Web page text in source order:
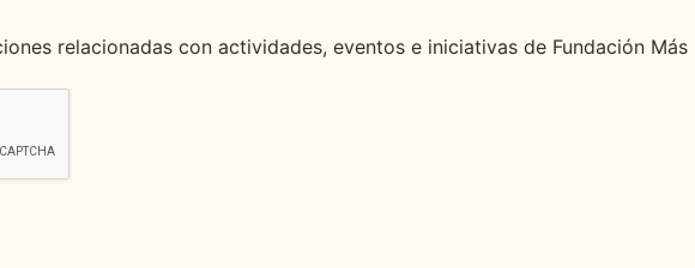
relacionadas con actividades, eventos e iniciativas de Fundación Más